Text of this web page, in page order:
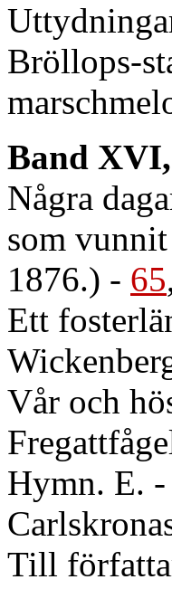
Bröllops-
Band
Några
som
1876.) - 65
Ett
Vår och
Hymn. E. -
Till